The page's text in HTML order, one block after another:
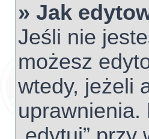
» Jak
Jeśli nie
możesz
wtedy, jeżeli
uprawnienia.